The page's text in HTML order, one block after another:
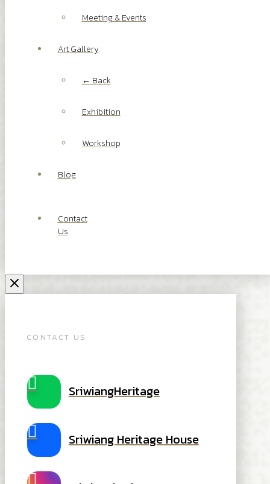
Meeting & Events
Art Gallery
← Back
Exhibition
Workshop
Blog
Contact
Us
CONTACT US
SriwiangHeritage
Sriwiang Heritage House